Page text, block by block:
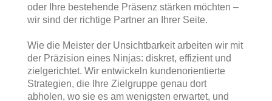
oder Ihre bestehende Präsenz stärken möchten –
wir sind der richtige Partner an Ihrer Seite.
Wie die Meister der Unsichtbarkeit arbeiten wir mit
der Präzision eines Ninjas: diskret, effizient und
zielgerichtet. Wir entwickeln kundenorientierte
Strategien, die Ihre Zielgruppe genau dort
abholen, wo sie es am wenigsten erwartet, und